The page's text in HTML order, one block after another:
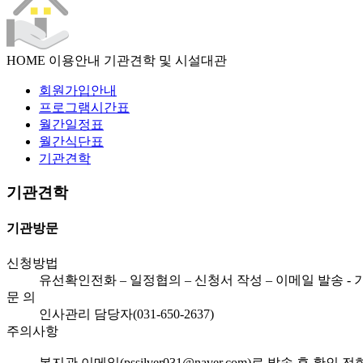
HOME 이용안내 기관견학 및 시설대관
회원가입안내
프로그램시간표
월간일정표
월간식단표
기관견학
기관견학
기관방문
신청방법
유선확인전화 – 일정협의 – 신청서 작성 – 이메일 발송 -
문 의
인사관리 담당자(031-650-2637)
주의사항